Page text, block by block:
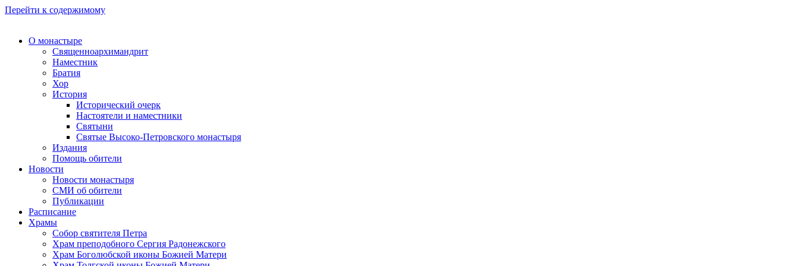
Перейти к содержимому
О монастыре
Священноархимандрит
Наместник
Братия
Хор
История
Исторический очерк
Настоятели и наместники
Святыни
Святые Высоко-Петровского монастыря
Издания
Помощь обители
Новости
Новости монастыря
СМИ об обители
Публикации
Расписание
Храмы
Собор святителя Петра
Храм преподобного Сергия Радонежского
Храм Боголюбской иконы Божией Матери